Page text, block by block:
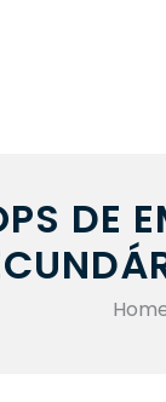
DE